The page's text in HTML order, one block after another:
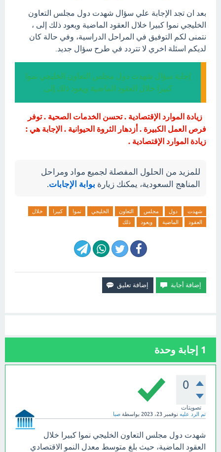
بعد ان تجد الإجابة علي سؤال شهدت دول مجلس التعاون
الخليجي نموا كبيرا خلال العقود الماضية ويعود ذلك إلى ،
نتمنى لكم التوفيق في المراحل الدراسية، وفي حالة كان
لديكم اسئلة اخري لا تتردد في طرح سؤال جديد.
إجابة سؤال شهدت دول مجلس التعاون الخليجي نموا
كبيرا خلال العقود الماضية ويعود ذلك إلى
زيادة الموارد الإقتصادية . تحسن الخدمات الصحية . توفر
فرص العمل الكبيرة . أزدهار الثروة الحيوانية . الإجابة هي :
زيادة الموارد الإقتصادية .
للمزيد من الحلول المفصلة لجميع مواد ومراحل
المناهج السعودية، يمكنك زيارة بوابة الإجابات.
شهدت دول مجلس التعاون الخليجي نموا كبيرا
خلال
العقود
الماضية ويعود ذلك
1 إجابة وحدة
0
تصويتات
تم الرد عليه نوفمبر 23، 2023 بواسطة صبا
شهدت دول مجلس التعاون الخليجي نموا كبيرا خلال
العقود الماضية، حيث بلغ متوسط معدل النمو الاقتصادي